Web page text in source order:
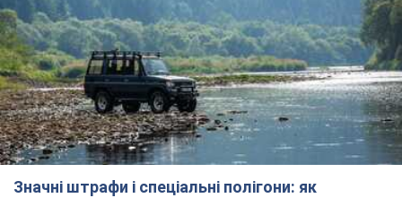
Значні штрафи і спеціальні полігони: як